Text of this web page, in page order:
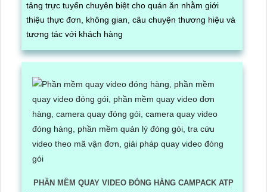
tảng trực tuyến chuyên biệt cho quán ăn nhằm giới
thiệu thực đơn, không gian, câu chuyện thương hiệu và
tương tác với khách hàng
PHẦN MỀM QUAY VIDEO ĐÓNG HÀNG CAMPACK ATP